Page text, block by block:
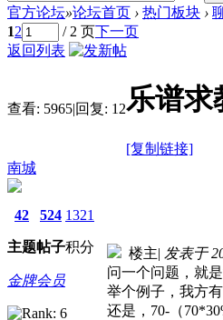
官方论坛»论坛首页 › 热门板块 ›
12 / 2 页下一页
返回列表
查看: 5965|回复: 12乐谱求
[复制链接]
南城
42
主题
524
帖子
1321
积分
金牌会员
楼主| 发表于
问一个问题，就
举个例子，我方
还是，70-（